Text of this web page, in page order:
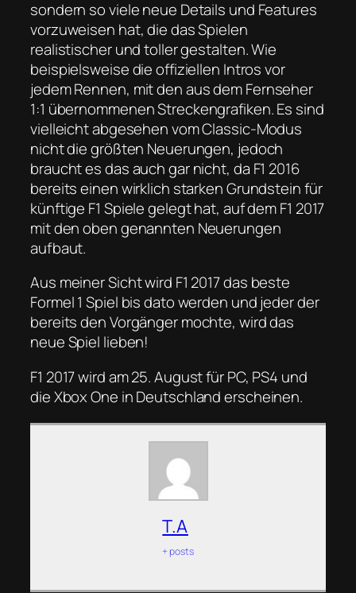
sondern so viele neue Details und Features
vorzuweisen hat, die das Spielen
realistischer und toller gestalten. Wie
beispielsweise die offiziellen Intros vor
jedem Rennen, mit den aus dem Fernseher
1:1 übernommenen Streckengrafiken. Es sind
vielleicht abgesehen vom Classic-Modus
nicht die größten Neuerungen, jedoch
braucht es das auch gar nicht, da F1 2016
bereits einen wirklich starken Grundstein für
künftige F1 Spiele gelegt hat, auf dem F1 2017
mit den oben genannten Neuerungen
aufbaut.
Aus meiner Sicht wird F1 2017 das beste
Formel 1 Spiel bis dato werden und jeder der
bereits den Vorgänger mochte, wird das
neue Spiel lieben!
F1 2017 wird am 25. August für PC, PS4 und
die Xbox One in Deutschland erscheinen.
T.A
+ posts